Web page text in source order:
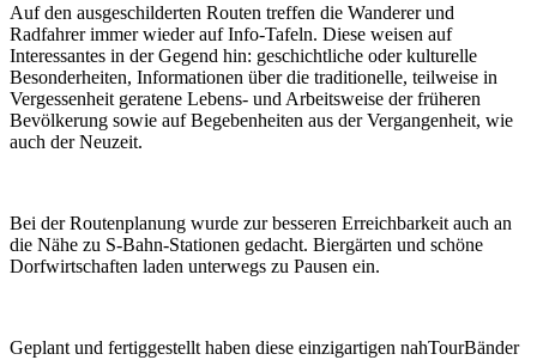
Auf den ausgeschilderten Routen treffen die Wanderer und
Radfahrer immer wieder auf Info-Tafeln. Diese weisen auf
Interessantes in der Gegend hin: geschichtliche oder kulturelle
Besonderheiten, Informationen über die traditionelle, teilweise in
Vergessenheit geratene Lebens- und Arbeitsweise der früheren
Bevölkerung sowie auf Begebenheiten aus der Vergangenheit, wie
auch der Neuzeit.
Bei der Routenplanung wurde zur besseren Erreichbarkeit auch an
die Nähe zu S-Bahn-Stationen gedacht. Biergärten und schöne
Dorfwirtschaften laden unterwegs zu Pausen ein.
Geplant und fertiggestellt haben diese einzigartigen nahTourBänder